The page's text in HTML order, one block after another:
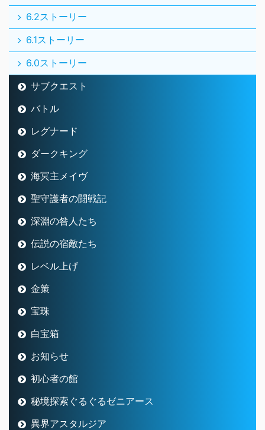
6.2ストーリー
6.1ストーリー
6.0ストーリー
サブクエスト
バトル
レグナード
ダークキング
海冥主メイヴ
聖守護者の闘戦記
深淵の咎人たち
伝説の宿敵たち
レベル上げ
金策
宝珠
白宝箱
お知らせ
初心者の館
秘境探索ぐるぐるゼニアース
異界アスタルジア